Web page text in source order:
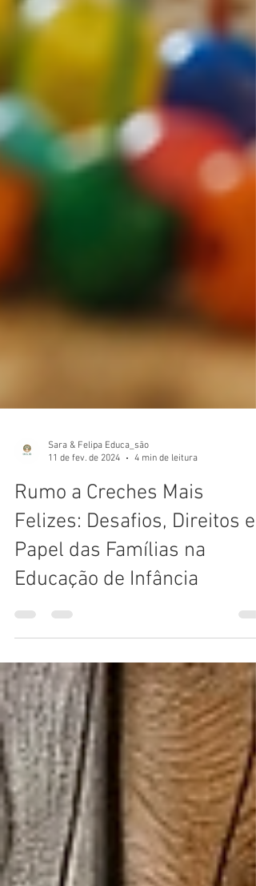
Sara & Felipa Educa_são
11 de fev. de 2024
4 min de leitura
Rumo a Creches Mais
Felizes: Desafios, Direitos e
Educação de Infância